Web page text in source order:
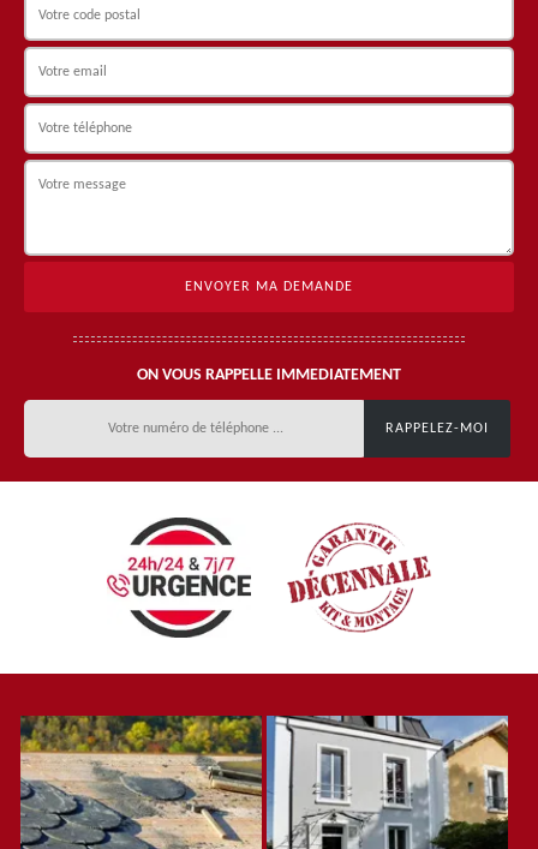
ON VOUS RAPPELLE IMMEDIATEMENT